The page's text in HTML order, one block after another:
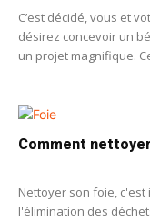
C’est décidé, vous et
désirez concevoir un
un projet magnifique.
Comment
Nettoyer son foie,
l'élimination des